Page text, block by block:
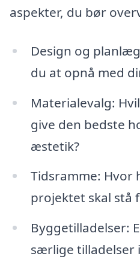
aspekter, du bør
Design og
du at opnå med
Materialevalg:
give den bedste
æstetik?
Tidsramme: Hvor
projektet skal stå
Byggetilladelser:
særlige tilladelser